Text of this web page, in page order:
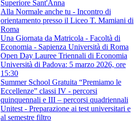
Superiore Sant'Anna
Alla Normale anche tu - Incontro di
orientamento presso il Liceo T. Mamiani di
Roma
Una Giornata da Matricola - Facoltà di
Economia - Sapienza Università di Roma
Open Day Lauree Triennali di Economia
Università di Padova: 5 marzo 2026, ore
15:30
Summer School Gratuita “Premiamo le
Eccellenze” classi IV - percorsi
quinquennali e III – percorsi quadriennali
Unitest - Preparazione ai test universitari e
al semestre filtro